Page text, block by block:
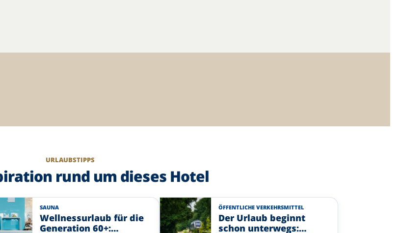
URLAUBSTIPPS
rund um dieses Hotel
SAUNA
Wellnessurlaub für die
Generation 60+:
ÖFFENTLICHE VERKEHRSMITTEL
Der Urlaub beginnt
schon unterwegs: